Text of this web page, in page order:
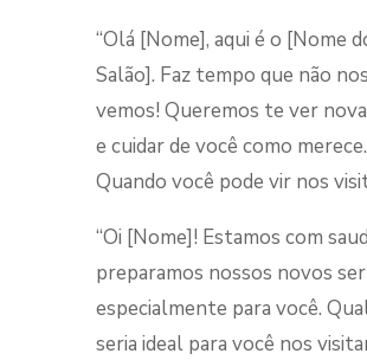
“Olá [Nome], aqui é o [Nome
Salão]. Faz tempo que não nos
vemos! Queremos te ver
e cuidar de você como merece.
Quando você pode vir nos
“Oi [Nome]! Estamos com
preparamos nossos novos
especialmente para você.
seria ideal para você nos